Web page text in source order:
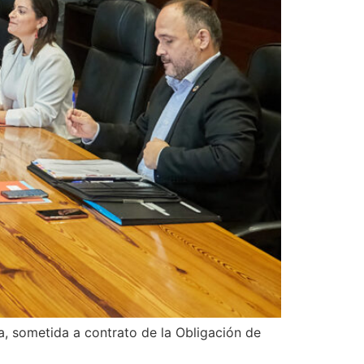
sometida a contrato de la Obligación de